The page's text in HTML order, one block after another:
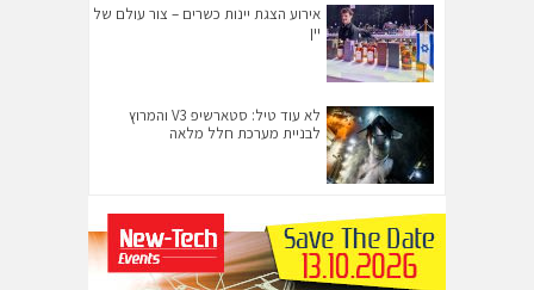
אירוע הצגת יינות כשרים – צור עולם של
יין
לא עוד טיל: סטארשיפ V3 והמרוץ
לבניית מערכת חלל מלאה